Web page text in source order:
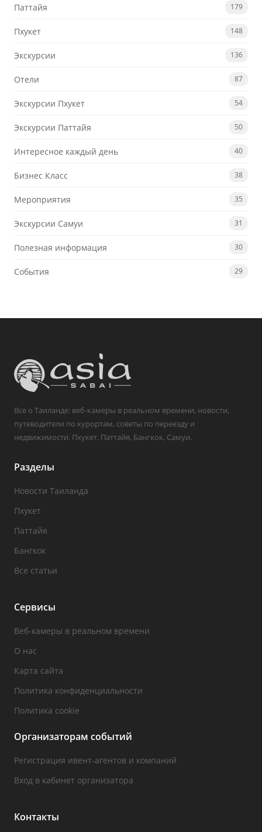
Паттайя 179
Пхукет 148
Экскурсии 136
Отели 87
Экскурсии Пхукет 54
Экскурсии Паттайя 50
Интересное каждый день 40
Бизнес Класс 38
Мероприятия 35
Экскурсии Самуи 31
Полезная информация 30
События 29
Все о Таиланде: веб-камеры в реальном времени, новости,
путеводители по курортам, советы по переезду и
недвижимости. Пхукет, Паттайя, Бангкок, Самуи.
Разделы
Новости Таиланда
Пхукет
Паттайя
Бангкок
Все статьи
Сервисы
Веб-камеры в реальном времени
О нас
Карта сайта
Политика конфиденциальности
Политика cookie
Организаторам событий
Регистрация ивент-агентов и компаний
Вход в кабинет организатора
Контакты